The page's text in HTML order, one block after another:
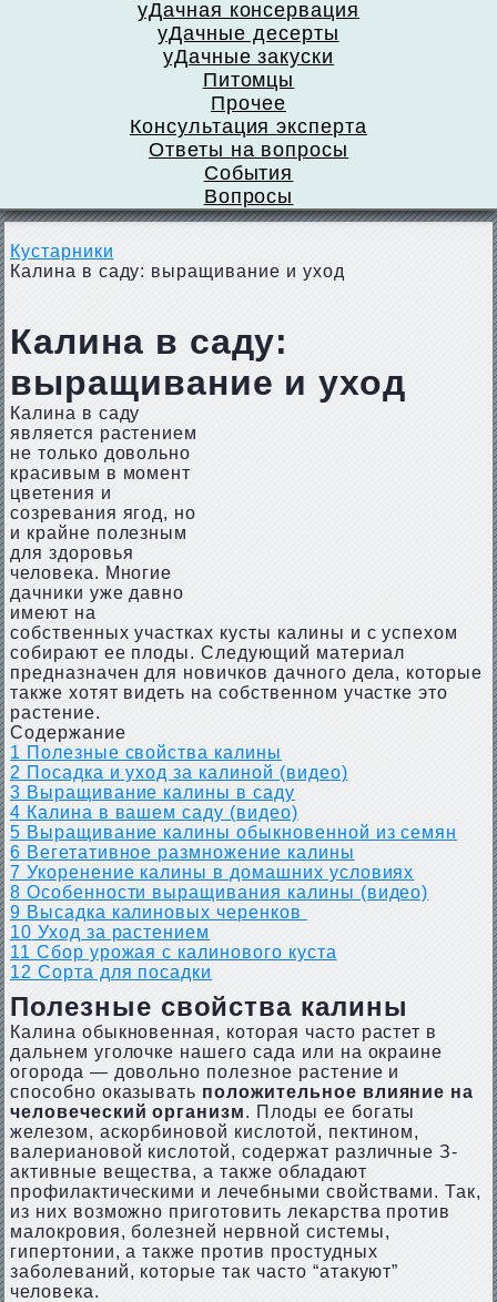
уДачная консервация
уДачные десерты
уДачные закуски
Питомцы
Прочее
Консультация эксперта
Ответы на вопросы
События
Вопросы
Кустарники
Калина в саду: выращивание и уход
Калина в саду:
выращивание и уход
Калина в саду
является растением
не только довольно
красивым в момент
цветения и
созревания ягод, но
и крайне полезным
для здоровья
человека. Многие
дачники уже давно
имеют на
собственных участках кусты калины и с успехом
собирают ее плоды. Следующий материал
предназначен для новичков дачного дела, которые
также хотят видеть на собственном участке это
растение.
Содержание
1 Полезные свойства калины
2 Посадка и уход за калиной (видео)
3 Выращивание калины в саду
4 Калина в вашем саду (видео)
5 Выращивание калины обыкновенной из семян
6 Вегетативное размножение калины
7 Укоренение калины в домашних условиях
8 Особенности выращивания калины (видео)
9 Высадка калиновых черенков
10 Уход за растением
11 Сбор урожая с калинового куста
12 Сорта для посадки
Полезные свойства калины
Калина обыкновенная, которая часто растет в
дальнем уголочке нашего сада или на окраине
огорода — довольно полезное растение и
способно оказывать положительное влияние на
человеческий организм. Плоды ее богаты
железом, аскорбиновой кислотой, пектином,
валериановой кислотой, содержат различные З-
активные вещества, а также обладают
профилактическими и лечебными свойствами. Так,
из них возможно приготовить лекарства против
малокровия, болезней нервной системы,
гипертонии, а также против простудных
заболеваний, которые так часто “атакуют”
человека.